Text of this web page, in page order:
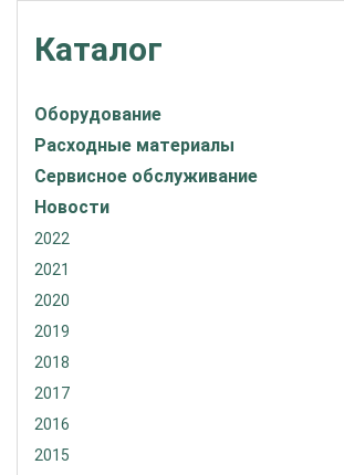
Каталог
Оборудование
Расходные материалы
Сервисное обслуживание
Новости
2022
2021
2020
2019
2018
2017
2016
2015